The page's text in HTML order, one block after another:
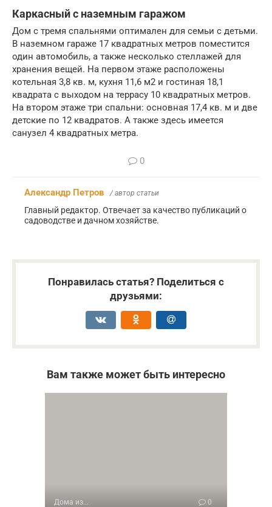
Каркасный с наземным гаражом
Дом с тремя спальнями оптимален для семьи с детьми.
В наземном гараже 17 квадратных метров поместится
один автомобиль, а также несколько стеллажей для
хранения вещей. На первом этаже расположены
котельная 3,8 кв. м, кухня 11,6 м2 и гостиная 18,1
квадрата с выходом на террасу 10 квадратных метров.
На втором этаже три спальни: основная 17,4 кв. м и две
детские по 12 квадратов. А также здесь имеется
санузел 4 квадратных метра.
0
Александр Петров / автор статьи
Главный редактор. Отвечает за качество публикаций о
садоводстве и дачном хозяйстве.
Понравилась статья? Поделиться с
друзьями:
Вам также может быть интересно
Дома из... 0